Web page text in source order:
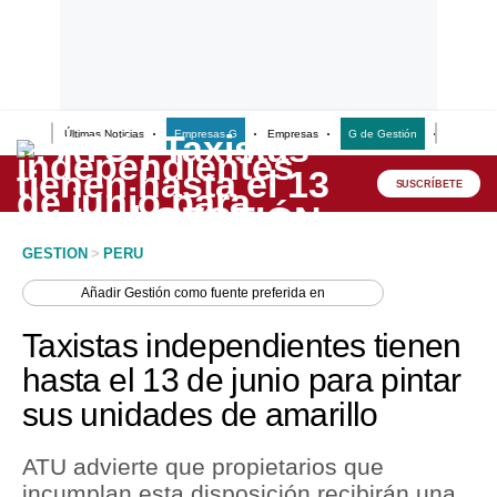
Últimas Noticias Empresas G Empresas G de Gestión
Lo último
Peru Quiosco
Economía
Mercados
Política
SUSCRÍBETE
GESTION > PERU
AñadirGestión como fuente preferida en
Taxistas independientes tienen
hasta el 13 de junio para pintar
sus unidades de amarillo
ATU advierte que propietarios que